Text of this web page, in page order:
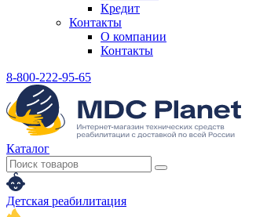
Кредит
Контакты
О компании
Контакты
8-800-222-95-65
Каталог
Детская реабилитация